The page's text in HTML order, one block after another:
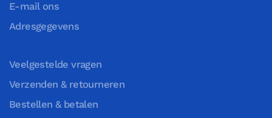
E-mail ons
Adresgegevens
Veelgestelde vragen
Verzenden & retourneren
Bestellen & betalen